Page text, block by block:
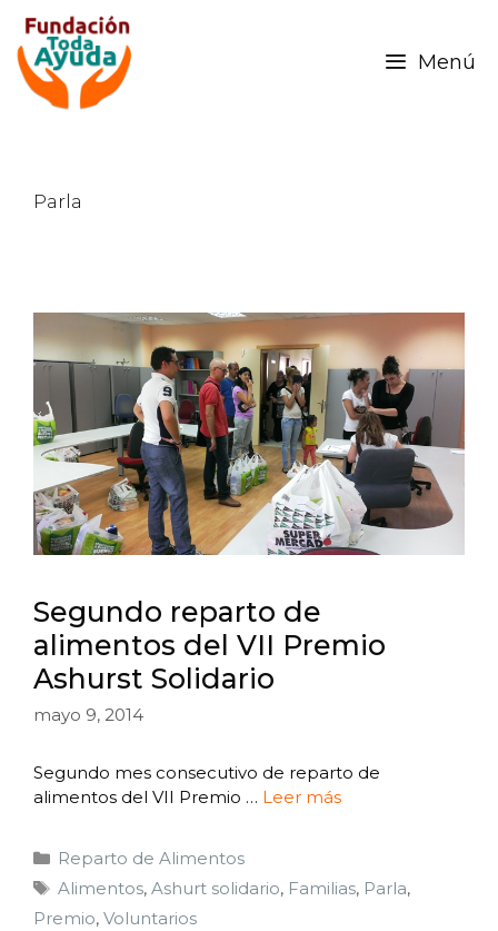
Menú
Parla
Segundo reparto de
alimentos del VII Premio
Ashurst Solidario
mayo 9, 2014
Segundo mes consecutivo de reparto de
alimentos del VII Premio … Leer más
Reparto de Alimentos
Alimentos, Ashurt solidario, Familias, Parla,
Premio, Voluntarios